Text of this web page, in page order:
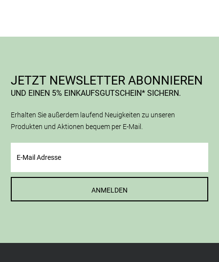
JETZT NEWSLETTER ABONNIEREN
UND EINEN 5% EINKAUFSGUTSCHEIN* SICHERN.
Erhalten Sie außerdem laufend Neuigkeiten zu unseren
Produkten und Aktionen bequem per E-Mail.
ANMELDEN